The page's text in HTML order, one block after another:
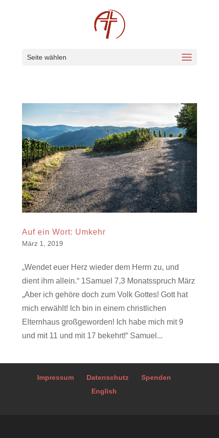
Seite wählen
Auf ein Wort: Umkehr
März 1, 2019
„Wendet euer Herz wieder dem Herrn zu, und
dient ihm allein.“ 1Samuel 7,3 Monatsspruch März
„Aber ich gehöre doch zum Volk Gottes! Gott hat
mich erwählt! Ich bin in einem christlichen
Elternhaus großgeworden! Ich habe mich mit 9
und mit 11 und mit 17 bekehrt!“ Samuel...
Impressum Datenschutz
Spenden
English